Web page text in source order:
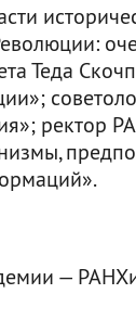
Теда
ректор
—